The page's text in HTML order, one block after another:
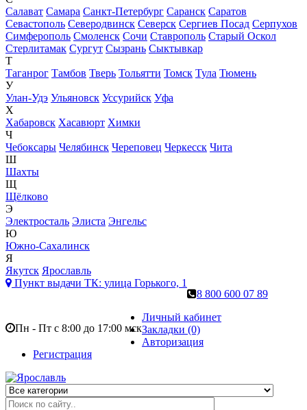
Салават Самара Санкт-Петербург Саранск Саратов
Севастополь Северодвинск Северск Сергиев Посад Серпухов
Симферополь Смоленск Сочи Ставрополь Старый Оскол
Стерлитамак Сургут Сызрань Сыктывкар
Т
Таганрог Тамбов Тверь Тольятти Томск Тула Тюмень
У
Улан-Удэ Ульяновск Уссурийск Уфа
Х
Хабаровск Хасавюрт Химки
Ч
Чебоксары Челябинск Череповец Черкесск Чита
Ш
Шахты
Щ
Щёлково
Э
Электросталь Элиста Энгельс
Ю
Южно-Сахалинск
Я
Якутск Ярославль
Пункт выдачи ТК: улица Горького, 1
8 800 600 07 89
Пн - Пт с 8:00 до 17:00 мск
Личный кабинет
Закладки (0)
Авторизация
Регистрация